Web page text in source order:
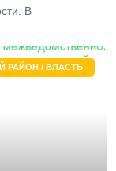
В
РАЙОН / ВЛАСТЬ